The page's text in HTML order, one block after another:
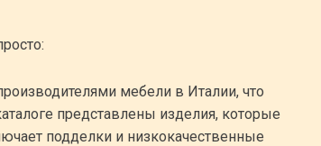
мебели в Италии, что
представлены изделия, которые
подделки и низкокачественные